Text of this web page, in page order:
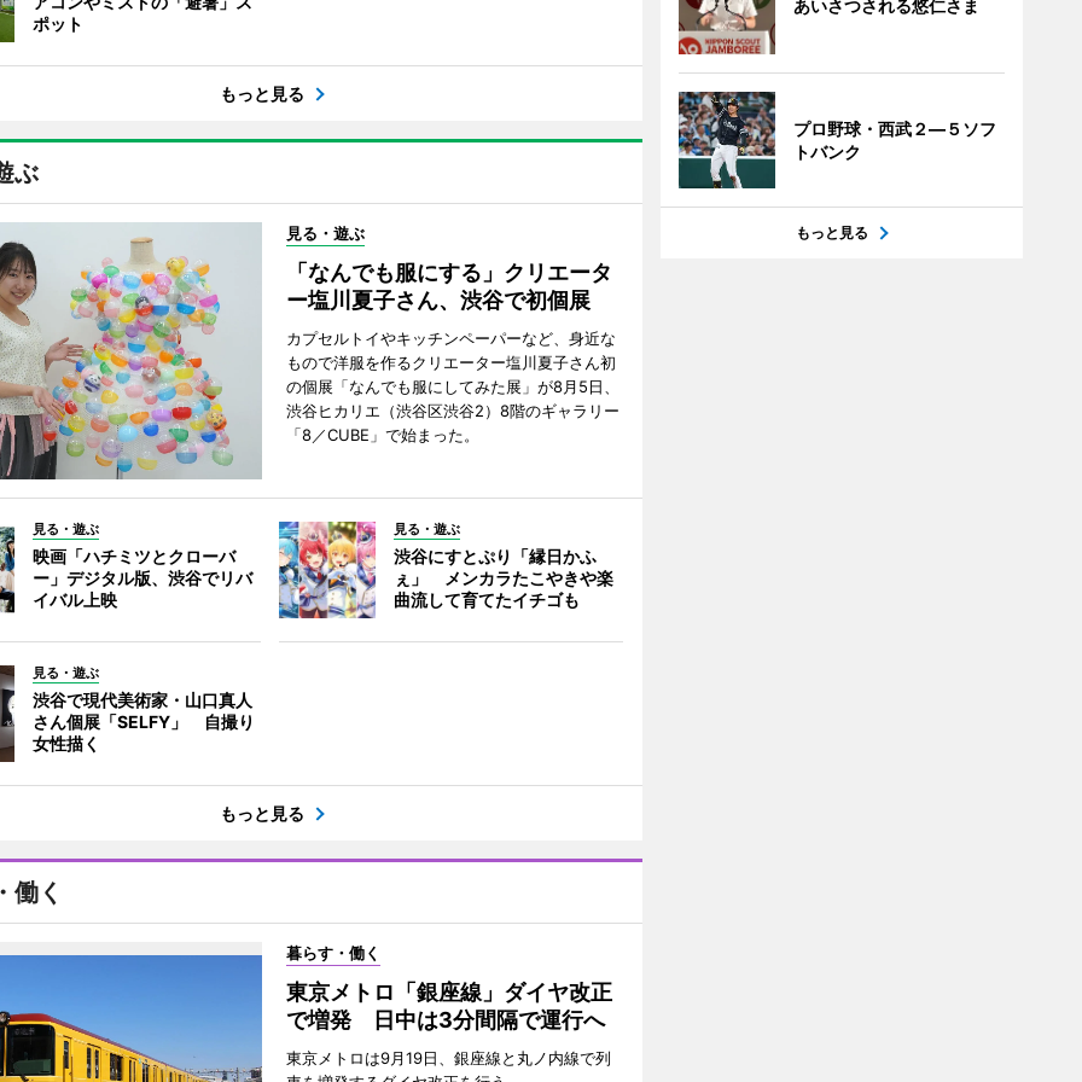
ポット
もっと見る
ぶ
見る・遊ぶ
「なんでも服にする」クリエータ
ー塩川夏子さん、渋谷で初個展
カプセルトイやキッチンペーパーなど、身近な
もので洋服を作るクリエーター塩川夏子さん初
の個展「なんでも服にしてみた展」が8月5日、
渋谷ヒカリエ（渋谷区渋谷2）8階のギャラリー
「8／CUBE」で始まった。
見る・遊ぶ
映画「ハチミツとクローバ
ー」デジタル版、渋谷でリバ
イバル上映
見る・遊ぶ
渋谷にすとぷり「縁日かふ
ぇ」 メンカラたこやきや楽
曲流して育てたイチゴも
見る・遊ぶ
渋谷で現代美術家・山口真人
さん個展「SELFY」 自撮り
女性描く
もっと見る
働く
暮らす・働く
東京メトロ「銀座線」ダイヤ改正
で増発 日中は3分間隔で運行へ
東京メトロは9月19日、銀座線と丸ノ内線で列
あいさつされる悠仁さま
プロ野球・西武２―５ソフ
トバンク
もっと見る